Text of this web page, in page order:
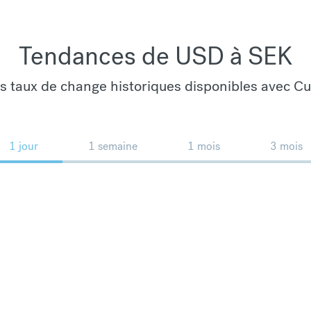
Tendances de USD à SEK
taux de change historiques disponibles avec
1 jour 1 semaine 1 mois 3 mois